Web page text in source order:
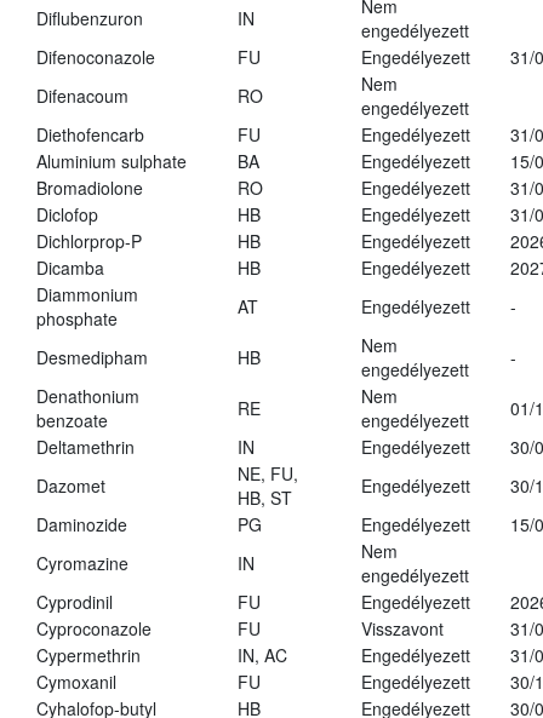
Diflubenzuron
IN
Nem
engedélyezett
Difenoconazole
FU Engedélyezett
31/
Difenacoum
RO
Nem
engedélyezett
Diethofencarb
FU Engedélyezett
31/
Aluminium sulphate
BA Engedélyezett
15/
Bromadiolone
RO Engedélyezett
31/
Diclofop
HB Engedélyezett
31/
Dichlorprop-P
HB Engedélyezett
Dicamba
HB Engedélyezett
Diammonium
phosphate
AT Engedélyezett -
Desmedipham HB
Nem
engedélyezett
-
Denathonium
benzoate
RE
Nem
engedélyezett
01/
Deltamethrin
IN Engedélyezett
30/
Dazomet
NE, FU,
HB, ST
Engedélyezett
30/
Daminozide
PG Engedélyezett
15/
Cyromazine
IN
Nem
engedélyezett
Cyprodinil
FU Engedélyezett
Cyproconazole
FU Visszavont
31/
Cypermethrin
IN, AC Engedélyezett
31/
Cymoxanil
FU Engedélyezett
30/
Cyhalofop-butyl
HB Engedélyezett 30/